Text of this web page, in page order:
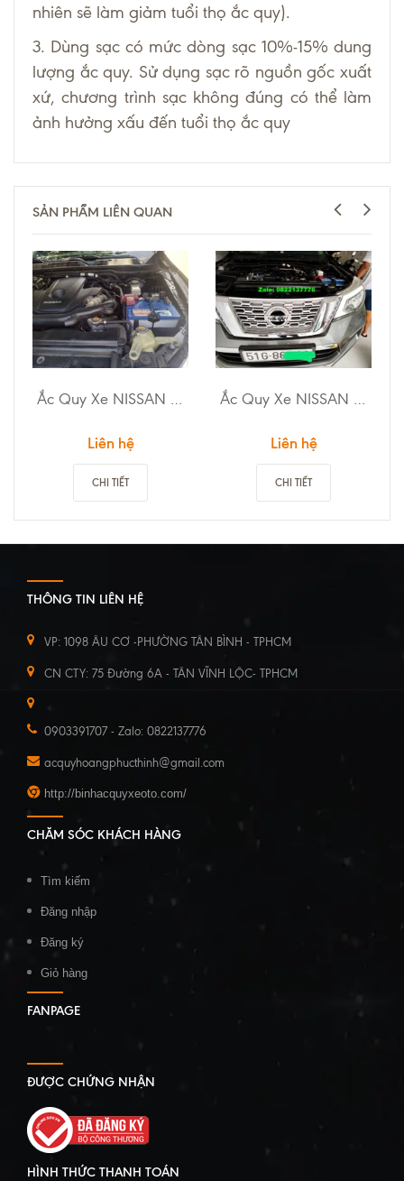
nhiên sẽ làm giảm tuổi thọ ắc quy).
3. Dùng sạc có mức dòng sạc 10%-15% dung
lượng ắc quy. Sử dụng sạc rõ nguồn gốc xuất
xứ, chương trình sạc không đúng có thể làm
ảnh hưởng xấu đến tuổi thọ ắc quy
SẢN PHẨM LIÊN QUAN
Liên hệ
CHI TIẾT
Liên hệ
CHI TIẾT
THÔNG TIN LIÊN HỆ
VP: 1098 ÂU CƠ -PHƯỜNG TÂN BÌNH - TPHCM
CN CTY: 75 Đường 6A - TÂN VĨNH LỘC- TPHCM
0903391707 - Zalo: 0822137776
acquyhoangphucthinh@gmail.com
http://binhacquyxeoto.com/
CHĂM SÓC KHÁCH HÀNG
Tìm kiếm
Đăng nhập
Đăng ký
Giỏ hàng
FANPAGE
ĐƯỢC CHỨNG NHẬN
HÌNH THỨC THANH TOÁN